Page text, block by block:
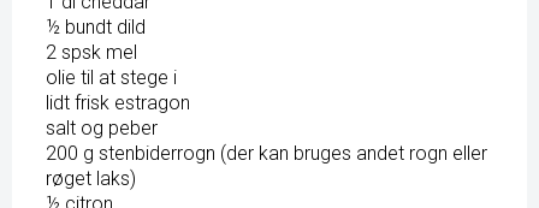
½ bundt dild
2 spsk mel
olie til at stege i
lidt frisk estragon
salt og peber
200 g stenbiderrogn (der kan bruges andet rogn eller
røget laks)